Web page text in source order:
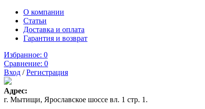
О компании
Статьи
Доставка и оплата
Гарантия и возврат
Избранное: 0
Сравнение: 0
Вход /Регистрация
Адрес:
г. Мытищи, Ярославское шоссе вл. 1 стр. 1.